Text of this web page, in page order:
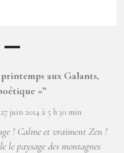
aux Galants,
»”
27 juin 2014 à 5 h 30 min
! Calme et vraiment Zen !
le paysage des montagnes